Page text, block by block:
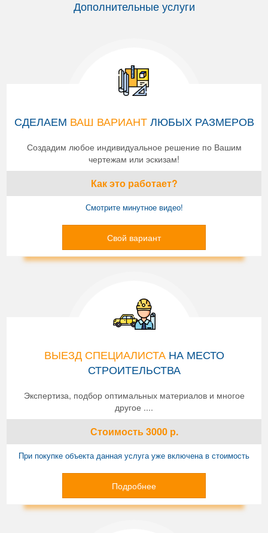
Дополнительные услуги
СДЕЛАЕМ ВАШ ВАРИАНТЛЮБЫХ РАЗМЕРОВ
Создадим любое индивидуальное решение по Вашим
чертежам или эскизам!
Как это работает?
Смотрите минутное видео!
Свой вариант
ВЫЕЗД СПЕЦИАЛИСТАНА МЕСТО
СТРОИТЕЛЬСТВА
Экспертиза, подбор оптимальных материалов и многое
другое ....
Стоимость3000р.
При покупке объекта данная услуга уже включена в стоимость
Подробнее